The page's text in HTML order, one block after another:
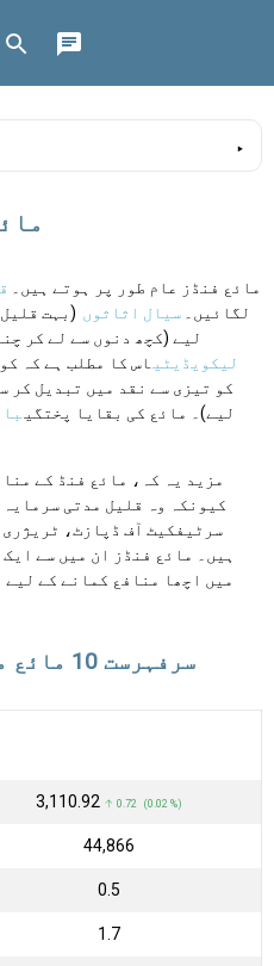
مائع فنڈز عام طور پر ہوتے ہیں۔
لگائیں۔ سیال اثاثوں (بہت
لیے (کچھ دنوں سے لے کر
لیکویڈیٹیاس کا مطلب ہے کہ
کو تیزی سے نقد میں تبدیل کر
لیے)۔ مائع کی بقایا پختگی
مزید یہ کہ، مائع فنڈ کے
کیونکہ وہ قلیل مدتی سرمایہ
سرٹیفکیٹ آف ڈپازٹ،
ہیں۔ مائع فنڈز ان میں سے ایک
میں اچھا منافع کمانے کے
سرفہرست 10 مائع میوچل فنڈز 2022 - 2023
₹3,110.92 ↑ 0.72 (0.02 %)
₹44,866
0.5
1.7